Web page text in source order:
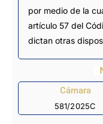
por medio de la
artículo 57 del
dictan otras
Cámara
581/2025C